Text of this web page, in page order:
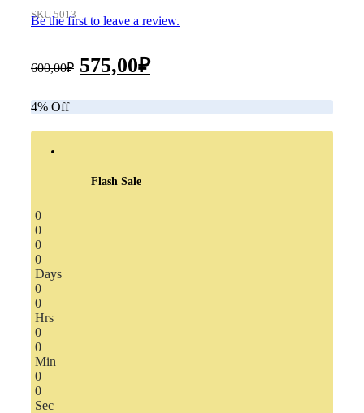
SKU 5013
Be the first to leave a review.
600,00₽ 575,00₽
4% Off
Flash Sale
0
0
0
0
Days
0
0
Hrs
0
0
Min
0
0
Sec